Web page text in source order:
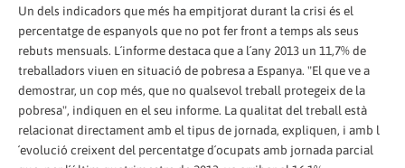
Un dels indicadors que més ha empitjorat durant la crisi és el
percentatge de espanyols que no pot fer front a temps als seus
rebuts mensuals. L´informe destaca que a l´any 2013 un 11,7% de
treballadors viuen en situació de pobresa a Espanya. "El que ve a
demostrar, un cop més, que no qualsevol treball protegeix de la
pobresa", indiquen en el seu informe. La qualitat del treball està
relacionat directament amb el tipus de jornada, expliquen, i amb l
´evolució creixent del percentatge d´ocupats amb jornada parcial